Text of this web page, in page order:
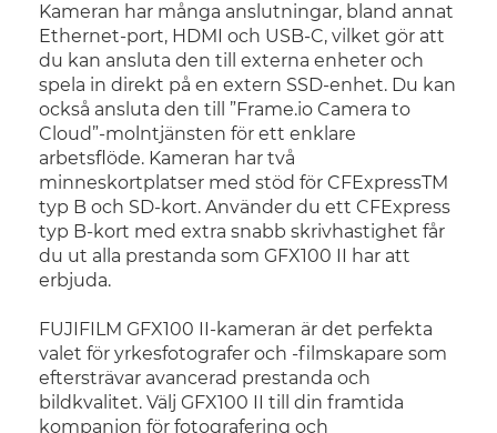
Kameran har många anslutningar, bland annat
Ethernet-port, HDMI och USB-C, vilket gör att
du kan ansluta den till externa enheter och
spela in direkt på en extern SSD-enhet. Du kan
också ansluta den till ”Frame.io Camera to
Cloud”-molntjänsten för ett enklare
arbetsflöde. Kameran har två
minneskortplatser med stöd för CFExpressTM
typ B och SD-kort. Använder du ett CFExpress
typ B-kort med extra snabb skrivhastighet får
du ut alla prestanda som GFX100 II har att
erbjuda.
FUJIFILM GFX100 II-kameran är det perfekta
valet för yrkesfotografer och -filmskapare som
eftersträvar avancerad prestanda och
bildkvalitet. Välj GFX100 II till din framtida
kompanjon för fotografering och